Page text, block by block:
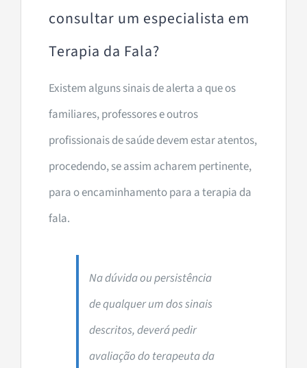
consultar um especialista em
Terapia da Fala?
Existem alguns sinais de alerta a que os
familiares, professores e outros
profissionais de saúde devem estar atentos,
procedendo, se assim acharem pertinente,
para o encaminhamento para a terapia da
fala.
Na dúvida ou persistência
de qualquer um dos sinais
descritos, deverá pedir
avaliação do terapeuta da